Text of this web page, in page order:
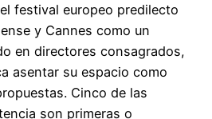
festival europeo predilecto
y Cannes como un
en directores consagrados,
asentar su espacio como
Cinco de las
son primeras o